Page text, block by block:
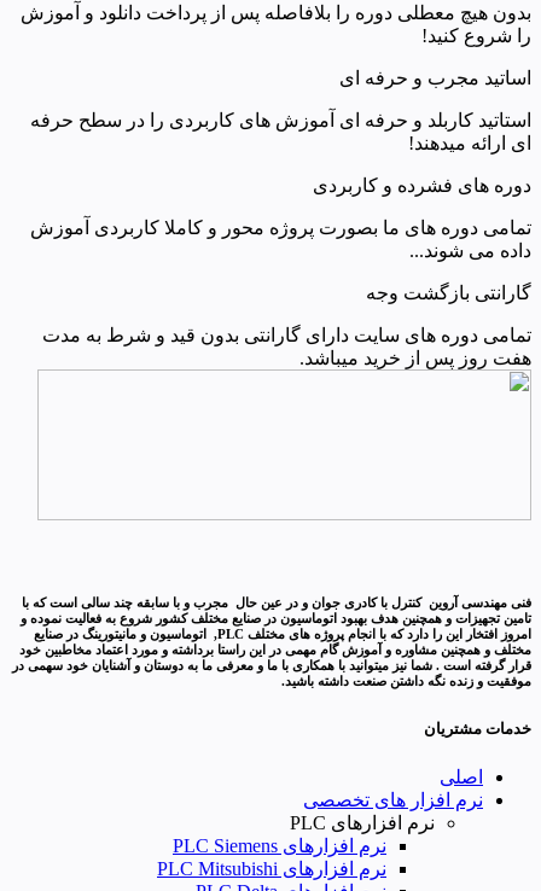
بدون هیچ معطلی دوره را بلافاصله پس از پرداخت دانلود و آموزش
را شروع کنید!
اساتید مجرب و حرفه ای
استاتید کاربلد و حرفه ای آموزش های کاربردی را در سطح حرفه
ای ارائه میدهند!
دوره های فشرده و کاربردی
تمامی دوره های ما بصورت پروژه محور و کاملا کاربردی آموزش
داده می شوند...
گارانتی بازگشت وجه
تمامی دوره های سایت دارای گارانتی بدون قید و شرط به مدت
هفت روز پس از خرید میباشد.
فنی مهندسی آروین کنترل با کادری جوان و در عین حال مجرب و با سابقه چند سالی است که با
تامین تجهیزات و همچنین هدف بهبود اتوماسیون در صنایع مختلف کشور شروع به فعالیت نموده و
امروز افتخار این را دارد که با انجام پروژه های مختلف PLC, اتوماسیون و مانیتورینگ در صنایع
مختلف و همچنین مشاوره و آموزش گام مهمی در این راستا برداشته و مورد اعتماد مخاطبین خود
قرار گرفته است . شما نیز میتوانید با همکاری با ما و معرفی ما به دوستان و آشنایان خود سهمی در
موفقیت و زنده نگه داشتن صنعت داشته باشید.
خدمات مشتریان
اصلی
نرم افزار های تخصصی
نرم افزارهای PLC
نرم افزارهای PLC Siemens
نرم افزارهای PLC Mitsubishi